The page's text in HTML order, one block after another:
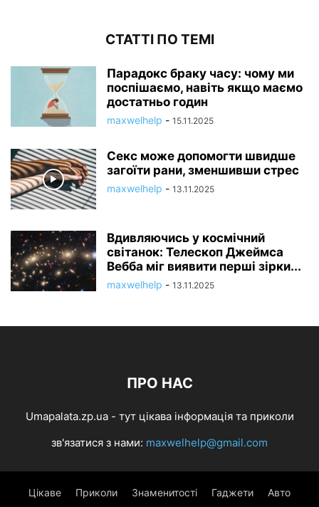
СТАТТІ ПО ТЕМІ
Парадокс браку часу: чому ми
поспішаємо, навіть якщо маємо
достатньо годин
maxwelhelp - 15.11.2025
Секс може допомогти швидше
загоїти рани, зменшивши стрес
maxwelhelp - 13.11.2025
Вдивляючись у космічний
світанок: Телескоп Джеймса
Вебба міг виявити перші зірки...
maxwelhelp - 13.11.2025
ПРО НАС
Umapalata.zp.ua - тут цікава інформація та приколи
зв'язатися з нами: maxwelhelp@gmail.com
Цікаве Приколи Знаменитості Гаджети Авто